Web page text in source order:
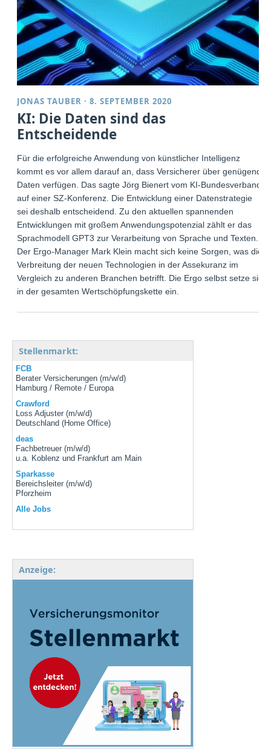
JONAS TAUBER ·8. SEPTEMBER 2020
KI: Die Daten sind das
Entscheidende
Für die erfolgreiche Anwendung von künstlicher Intelligenz
kommt es vor allem darauf an, dass Versicherer über genügend
Daten verfügen. Das sagte Jörg Bienert vom KI-Bundesverband
auf einer SZ-Konferenz. Die Entwicklung einer Datenstrategie
sei deshalb entscheidend. Zu den aktuellen spannenden
Entwicklungen mit großem Anwendungspotenzial zählt er das
Sprachmodell GPT3 zur Verarbeitung von Sprache und Texten.
Der Ergo-Manager Mark Klein macht sich keine Sorgen, was die
Verbreitung der neuen Technologien in der Assekuranz im
Vergleich zu anderen Branchen betrifft. Die Ergo selbst setze sie
in der gesamten Wertschöpfungskette ein.
Stellenmarkt:
FCB
Berater Versicherungen (m/w/d)
Hamburg / Remote / Europa
Crawford
Loss Adjuster (m/w/d)
Deutschland (Home Office)
deas
Fachbetreuer (m/w/d)
u.a. Koblenz und Frankfurt am Main
Sparkasse
Bereichsleiter (m/w/d)
Pforzheim
Alle Jobs
Anzeige: